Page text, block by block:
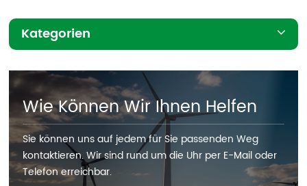
Kategorien
Wie Können Wir Ihnen Helfen
Sie können uns auf jedem für Sie passenden Weg
kontaktieren. Wir sind rund um die Uhr per E-Mail oder
Telefon erreichbar.